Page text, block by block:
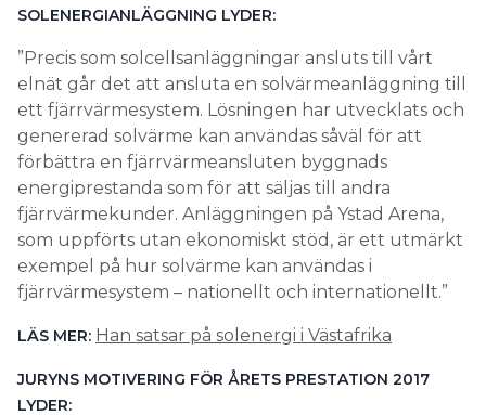
SOLENERGIANLÄGGNING LYDER:
”Precis som solcellsanläggningar ansluts till vårt
elnät går det att ansluta en solvärmeanläggning till
ett fjärrvärmesystem. Lösningen har utvecklats och
genererad solvärme kan användas såväl för att
förbättra en fjärrvärmeansluten byggnads
energiprestanda som för att säljas till andra
fjärrvärmekunder. Anläggningen på Ystad Arena,
som uppförts utan ekonomiskt stöd, är ett utmärkt
exempel på hur solvärme kan användas i
fjärrvärmesystem – nationellt och internationellt.”
LÄS MER: Han satsar på solenergi i Västafrika
JURYNS MOTIVERING FÖR ÅRETS PRESTATION 2017
LYDER: